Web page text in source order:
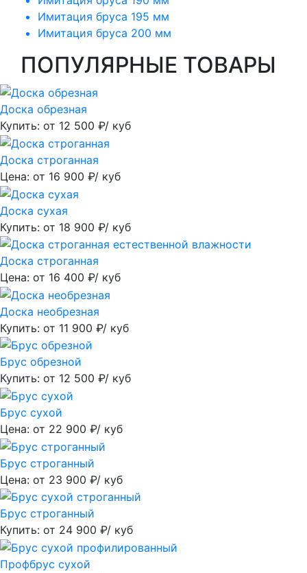
Имитация бруса 195 мм
Имитация бруса 200 мм
ПОПУЛЯРНЫЕ ТОВАРЫ
Доска обрезная
Купить: от 12 500 ₽/ куб
Доска строганная
Цена: от 16 900 ₽/ куб
Доска сухая
Купить: от 18 900 ₽/ куб
Доска строганная
Цена: от 16 400 ₽/ куб
Доска необрезная
Купить: от 11 900 ₽/ куб
Брус обрезной
Купить: от 12 500 ₽/ куб
Брус сухой
Цена: от 22 900 ₽/ куб
Брус строганный
Цена: от 23 900 ₽/ куб
Брус строганный
Купить: от 24 900 ₽/ куб
Профбрус сухой